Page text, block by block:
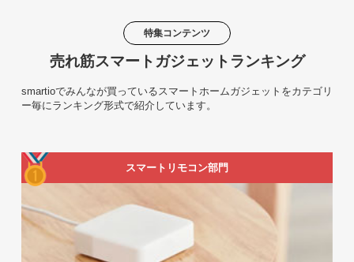
特集コンテンツ
売れ筋スマートガジェットランキング
smartioでみんなが買っているスマートホームガジェットをカテゴリ
ー毎にランキング形式で紹介しています。
スマートリモコン部門